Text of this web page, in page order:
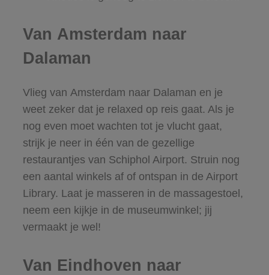
Van Amsterdam naar
Dalaman
Vlieg van Amsterdam naar Dalaman en je
weet zeker dat je relaxed op reis gaat. Als je
nog even moet wachten tot je vlucht gaat,
strijk je neer in één van de gezellige
restaurantjes van Schiphol Airport. Struin nog
een aantal winkels af of ontspan in de Airport
Library. Laat je masseren in de massagestoel,
neem een kijkje in de museumwinkel; jij
vermaakt je wel!
Van Eindhoven naar